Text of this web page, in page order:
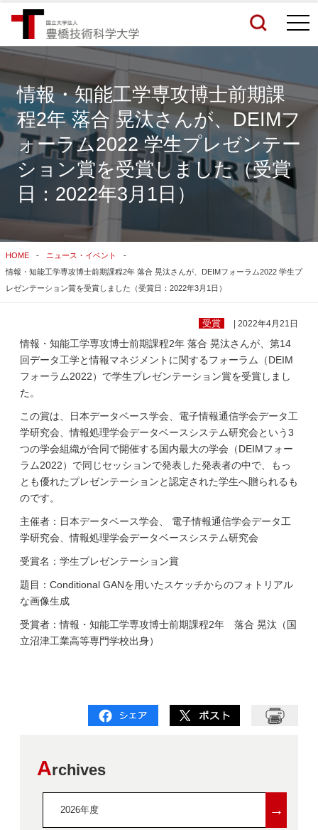
検索結果をもっと見る
関連サイトすべてを検索する
情報・知能工学専攻博士前期課
程2年 落合 晃汰さんが、DEIMフ
ォーラム2022 学生プレゼンテー
ション賞を受賞しました（受賞
日：2022年3月1日）
HOME
ニュース・イベント
情報・知能工学専攻博士前期課程2年 落合 晃汰さんが、DEIMフォーラム2022 学生プ
レゼンテーション賞を受賞しました（受賞日：2022年3月1日）
受賞 | 2022年4月21日
情報・知能工学専攻博士前期課程2年 落合 晃汰さんが、第14
回データ工学と情報マネジメントに関するフォーラム（DEIM
フォーラム2022）で学生プレゼンテーション賞を受賞しまし
た。
この賞は、日本データベース学会、電子情報通信学会データ工
学研究会、情報処理学会データベースシステム研究会という3
つの学会組織が合同で開催する国内最大の学会（DEIMフォー
ラム2022）で同じセッションで発表した発表者の中で、もっ
とも優れたプレゼンテーションと認定された学生へ贈られるも
のです。
主催者：日本データベース学会、 電子情報通信学会データ工
学研究会、情報処理学会データベースシステム研究会
受賞名：学生プレゼンテーション賞
題目：Conditional GANを用いたスケッチからのフォトリアル
な画像生成
受賞者：情報・知能工学専攻博士前期課程2年 落合 晃汰（国
立沼津工業高等専門学校出身）
Archives
2026年度 →